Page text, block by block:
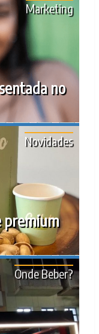
no
Marketing
premium
Novidades
Onde Beber?